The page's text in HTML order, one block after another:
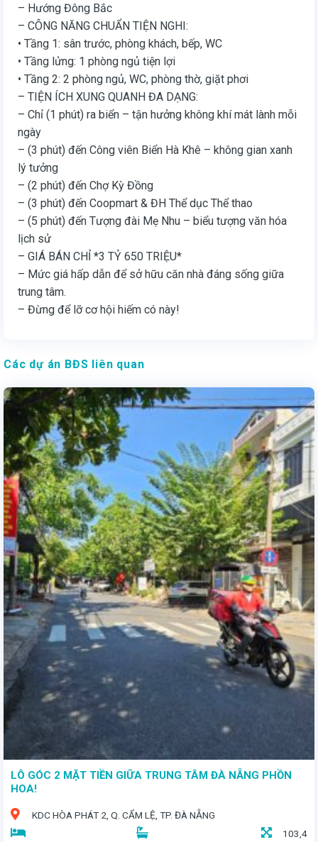
– Hướng Đông Bắc
– CÔNG NĂNG CHUẨN TIỆN NGHI:
• Tầng 1: sân trước, phòng khách, bếp, WC
• Tầng lửng: 1 phòng ngủ tiện lợi
• Tầng 2: 2 phòng ngủ, WC, phòng thờ, giặt phơi
– TIỆN ÍCH XUNG QUANH ĐA DẠNG:
– Chỉ (1 phút) ra biển – tận hưởng không khí mát lành mỗi
ngày
– (3 phút) đến Công viên Biển Hà Khê – không gian xanh
lý tưởng
– (2 phút) đến Chợ Kỳ Đồng
– (3 phút) đến Coopmart & ĐH Thể dục Thể thao
– (5 phút) đến Tượng đài Mẹ Nhu – biểu tượng văn hóa
lịch sử
– GIÁ BÁN CHỈ *3 TỶ 650 TRIỆU*
– Mức giá hấp dẫn để sở hữu căn nhà đáng sống giữa
trung tâm.
– Đừng để lỡ cơ hội hiếm có này!
Các dự án BĐS liên quan
LÔ GÓC 2 MẶT TIỀN GIỮA TRUNG TÂM ĐÀ NẴNG PHỒN
HOA!
KDC HÒA PHÁT 2, Q. CẨM LỆ, TP. ĐÀ NẴNG
103,4